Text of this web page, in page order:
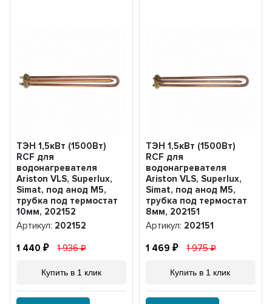
ТЭН 1,5кВт (1500Вт)
RCF для
водонагревателя
Ariston VLS, Superlux,
Simat, под анод М5,
трубка под термостат
10мм, 202152
Артикул: 202152
1 440 1 936
Купить в 1 клик
ТЭН 1,5кВт (1500Вт)
RCF для
водонагревателя
Ariston VLS, Superlux,
Simat, под анод М5,
трубка под термостат
8мм, 202151
Артикул: 202151
1 469 1 975
Купить в 1 клик